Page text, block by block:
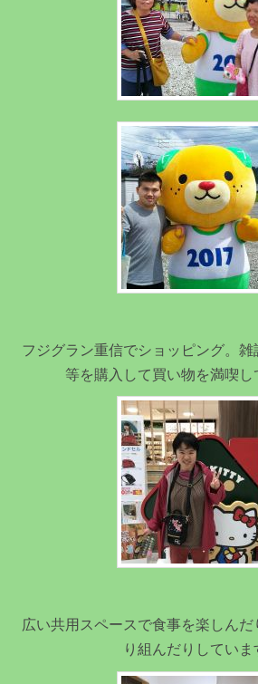
フジグラン重信でショッピング。
等を購入して買い物を満喫し
広い共用スペースで食事を楽しん
り組んだりしていま